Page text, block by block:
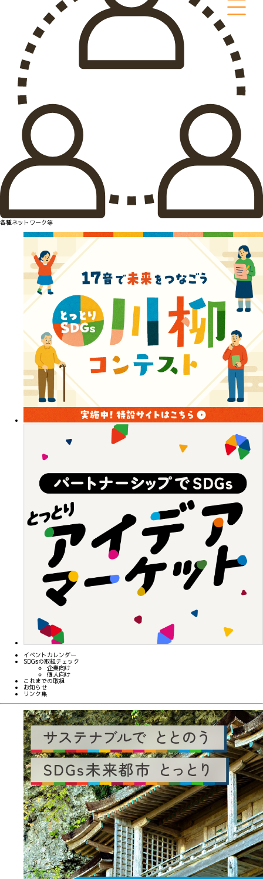
各種ネットワーク等
イベントカレンダー
SDGsの取組チェック
企業向け
個人向け
これまでの取組
お知らせ
リンク集